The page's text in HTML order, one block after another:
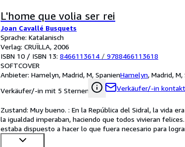
L'home que volia ser rei
Joan Cavallé Busquets
Sprache: Katalanisch
Verlag: CRUÏLLA, 2006
ISBN 10 / ISBN 13: 8466113614 / 9788466113618
SOFTCOVER
Anbieter: Hamelyn, Madrid, M, SpanienHamelyn, Madrid, M,
Verkäufer/-in mit 5 Sternen
Verkäufer/-in
Zustand: Muy bueno. : En la República del Sidral, la vida
la igualdad imperaban, haciendo que todos vivieran
estaba dispuesto a hacer lo que fuera necesario para